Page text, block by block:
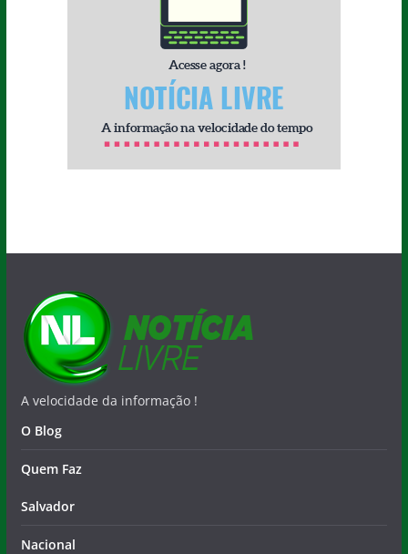
A velocidade da informação !
O Blog
Quem Faz
Salvador
Nacional